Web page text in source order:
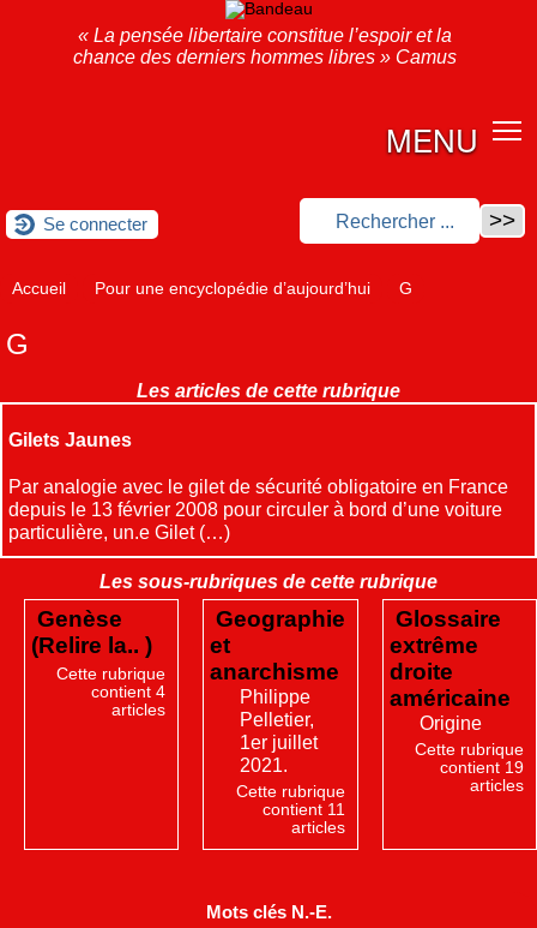
« La pensée libertaire constitue l’espoir et la
chance des derniers hommes libres » Camus
MENU
Se connecter
Accueil Pour une encyclopédie d’aujourd’hui G
G
Les articles de cette rubrique
Gilets Jaunes
Par analogie avec le gilet de sécurité obligatoire en France
depuis le 13 février 2008 pour circuler à bord d’une voiture
particulière, un.e Gilet (…)
Les sous-rubriques de cette rubrique
Genèse
(Relire la.. )
Cette rubrique
contient 4
articles
Geographie
et
anarchisme
Philippe
Pelletier,
1er juillet
2021.
Cette rubrique
contient 11
articles
Glossaire
extrême
droite
américaine
Origine
Cette rubrique
contient 19
articles
Mots clés N.-E.